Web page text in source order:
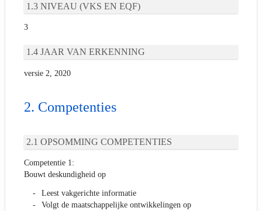
NIVEAU (VKS EN EQF)
3
JAAR VAN ERKENNING
versie 2, 2020
Competenties
OPSOMMING COMPETENTIES
Competentie 1:
Bouwt deskundigheid op
Leest vakgerichte informatie
Volgt de maatschappelijke ontwikkelingen op